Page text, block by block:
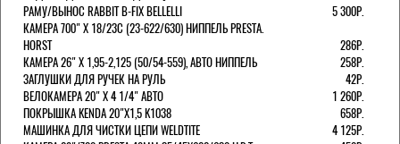
РАМУ/ВЫНОС RABBIT B-FIX BELLELLI
5 300Р.
КАМЕРА 700" Х 18/23C (23-622/630) НИППЕЛЬ PRESTA.
HORST
286Р.
КАМЕРА 26" X 1,95-2,125 (50/54-559), АВТО НИППЕЛЬ
258Р.
ЗАГЛУШКИ ДЛЯ РУЧЕК НА РУЛЬ
42Р.
ВЕЛОКАМЕРА 20" Х 4 1/4" АВТО
1 260Р.
ПОКРЫШКА KENDA 20"Х1,5 K1038
658Р.
МАШИНКА ДЛЯ ЧИСТКИ ЦЕПИ WELDTITE
4 125Р.